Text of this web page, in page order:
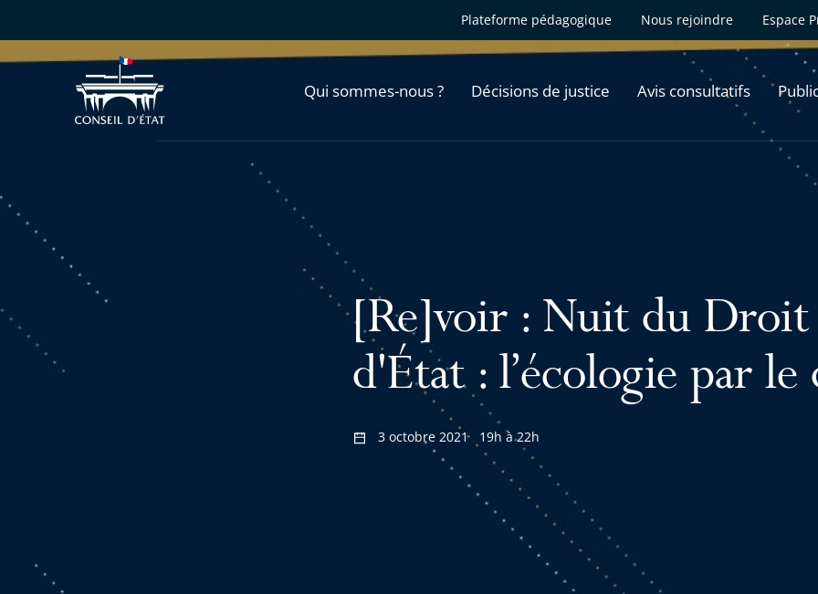
Plateforme pédagogique Nous rejoindre Espace
Qui sommes-nous ? Décisions de justice Avis consultatifs
[Re]voir : Nuit du Droit
d'État : l’écologie par le
3 octobre 2021 19h à 22h